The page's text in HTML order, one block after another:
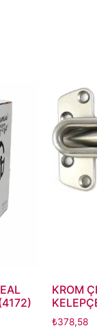
KROM
₺378,58